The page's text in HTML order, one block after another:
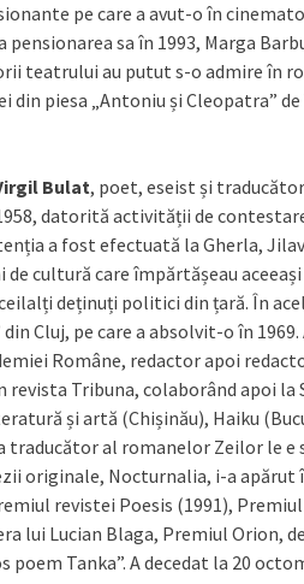
pe care a avut-o în
sa în 1993, Marga
teatrului au putut s-o admire în
piesa „Antoniu și Cleopatra”
Bulat, poet, eseist și
datorită activității de
a fost efectuată la Gherla,
cultură care împărtășeau
deținuți politici din țară. În
Cluj, pe care a absolvit-o în
Române, redactor apoi
Tribuna, colaborând apoi la
și artă (Chișinău), Haiku
traducător al romanelor Zeilor le e
originale, Nocturnalia, i-a apărut
revistei Poesis (1991),
lui Lucian Blaga, Premiul Orion,
Tanka”. A decedat la 20